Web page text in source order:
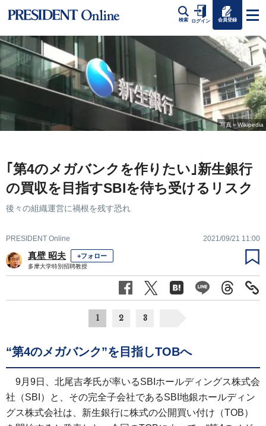
検索 ログイン 会員登録
写真＝Wikipedia
｢第4のメガバンクを作りたい｣新生銀行
の買収を目指すSBIを待ち受けるリスク
後々の組織運営に禍根を残す恐れ
PRESIDENT Online 2021/09/21 11:00
真壁 昭夫 +フォロー
多摩大学特別招聘教授
1 2 3
“第4のメガバンク”を目指しTOBへ
9月9日、北尾吉孝氏が率いるSBIホールディングス株式会
社（SBI）と、その完全子会社であるSBI地銀ホールディン
グス株式会社は、新生銀行に株式の公開買い付け（TOB）